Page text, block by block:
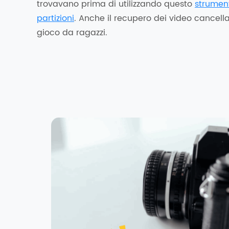
trovavano prima di utilizzando questo
partizioni. Anche il recupero dei video
gioco da ragazzi.